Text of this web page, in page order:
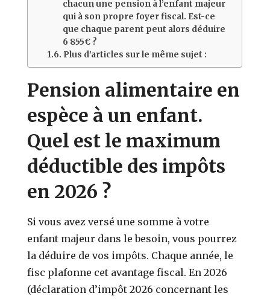
chacun une pension à l’enfant majeur
qui à son propre foyer fiscal. Est-ce
que chaque parent peut alors déduire
6 855€ ?
Plus d’articles sur le même sujet :
Pension alimentaire en
espèce à un enfant.
Quel est le maximum
déductible des impôts
en 2026 ?
Si vous avez versé une somme à votre
enfant majeur dans le besoin, vous pourrez
la déduire de vos impôts. Chaque année, le
fisc plafonne cet avantage fiscal. En 2026
(déclaration d’impôt 2026 concernant les